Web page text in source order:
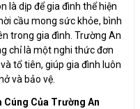
là dịp để gia đình thể hiện
cầu mong sức khỏe, bình
trong gia đình. Trường An
chỉ là một nghi thức đơn
tổ tiên, giúp gia đình luôn
và bảo vệ.
Cúng Của Trường An